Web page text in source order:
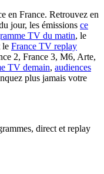
en France. Retrouvez en
jour, les émissions ce
TV du matin, le
le France TV replay
2, France 3, M6, Arte,
TV demain, audiences
plus jamais votre
direct et replay